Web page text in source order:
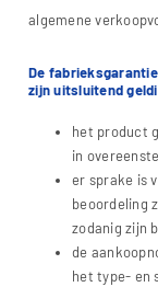
algemene
De
zijn uitsluitend
het product
in
er sprake is
beoordeling
zodanig zijn
de
het type- en